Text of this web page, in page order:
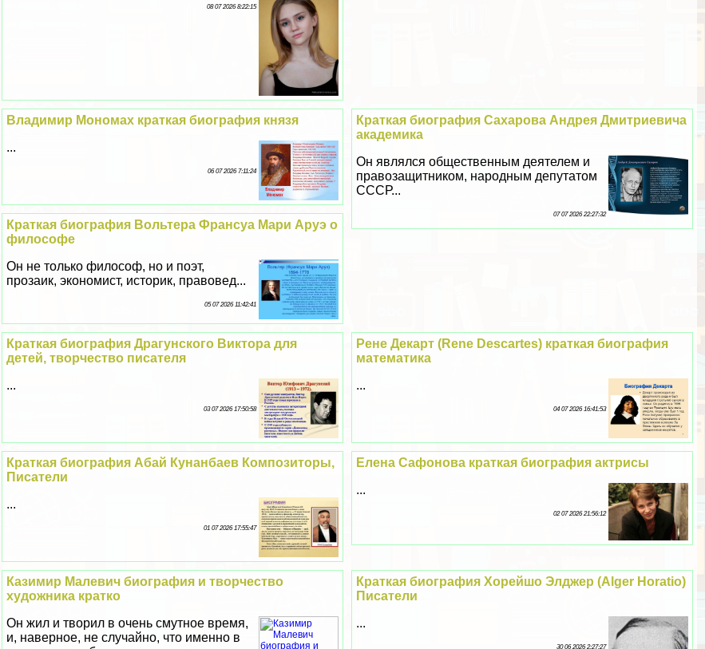
08 07 2026 8:22:15
Краткая биография Сахарова Андрея Дмитриевича
академика
Он являлся общественным деятелем и
правозащитником, народным депутатом
СССР...
07 07 2026 22:27:32
Владимир Мономах краткая биография князя
...
06 07 2026 7:11:24
Краткая биография Вольтера Франсуа Мари Аруэ о
философе
Он не только философ, но и поэт,
прозаик, экономист, историк, правовед...
05 07 2026 11:42:41
Рене Декарт (Rene Descartes) краткая биография
математика
...
04 07 2026 16:41:53
Краткая биография Драгунского Виктора для
детей, творчество писателя
...
03 07 2026 17:50:58
Елена Сафонова краткая биография актрисы
...
02 07 2026 21:56:12
Краткая биография Абай Кунанбаев Композиторы,
Писатели
...
01 07 2026 17:55:47
Краткая биография Хорейшо Элджер (Alger Horatio)
Писатели
...
30 06 2026 2:27:27
Казимир Малевич биография и творчество
художника кратко
Он жил и творил в очень смутное время,
и, наверное, не случайно, что именно в